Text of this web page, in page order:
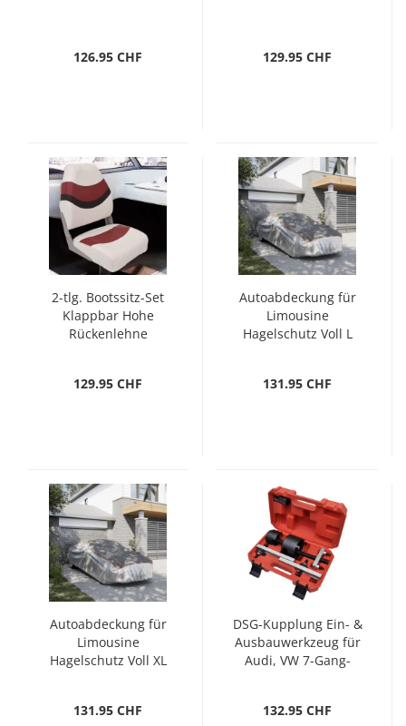
126.95 CHF 129.95 CHF
2-tlg. Bootssitz-Set
Klappbar Hohe
Rückenlehne
129.95 CHF
Autoabdeckung für
Limousine
Hagelschutz Voll L
131.95 CHF
Autoabdeckung für
Limousine
Hagelschutz Voll XL
131.95 CHF
DSG-Kupplung Ein- &
Ausbauwerkzeug für
Audi, VW 7-Gang-
132.95 CHF